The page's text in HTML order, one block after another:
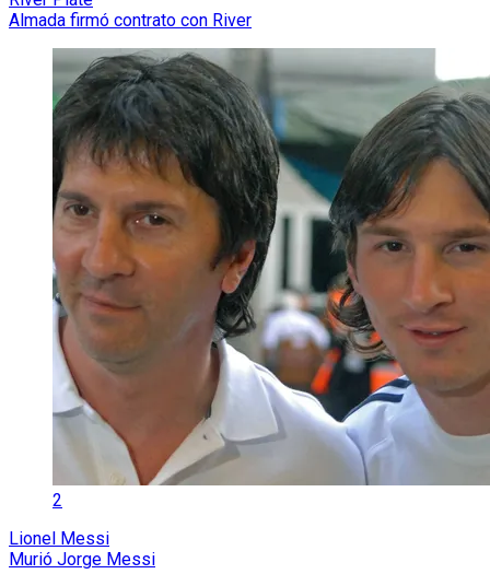
Almada firmó contrato con River
2
Lionel Messi
Murió Jorge Messi